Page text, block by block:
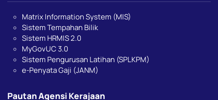
Pautan Agensi Kerajaan
Matrix Information System (MIS)
Sistem Tempahan Bilik
Sistem HRMIS 2.0
MyGovUC 3.0
Sistem Pengurusan Latihan (SPLKPM)
e-Penyata Gaji (JANM)